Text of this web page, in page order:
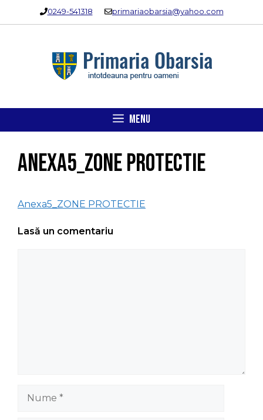
0249-541318 primariaobarsia@yahoo.com
MENU
Anexa5_ZONE PROTECTIE
Anexa5_ZONE PROTECTIE
Lasă un comentariu